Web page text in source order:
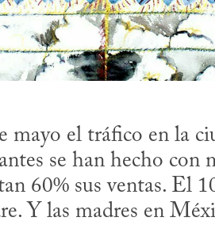
mayo el tráfico en la
se han hecho con
60% sus ventas. El
Y las madres en